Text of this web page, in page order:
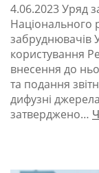
4.06.2023Уряд
Національного
забруднювачів
користування
внесення до
та подання
дифузні
затверджено…